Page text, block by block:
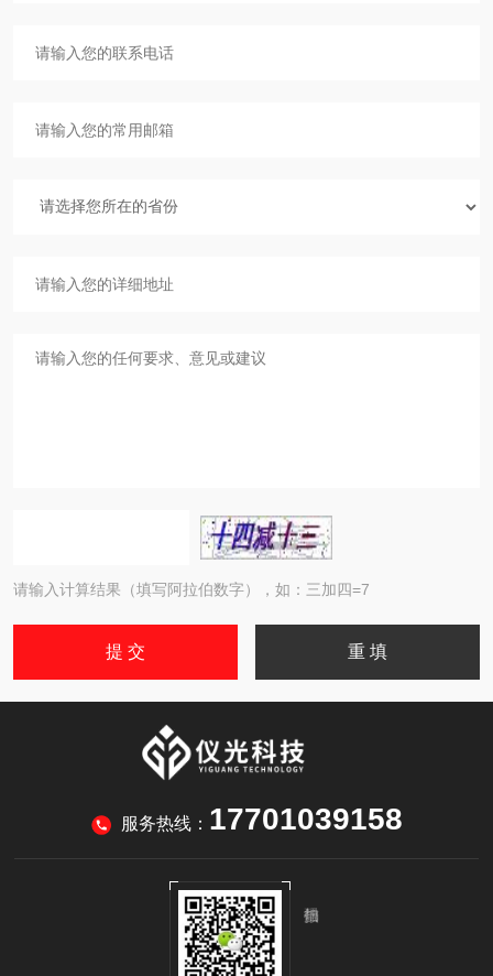
请输入计算结果（填写阿拉伯数字），如：三加四=7
服务热线： 17701039158